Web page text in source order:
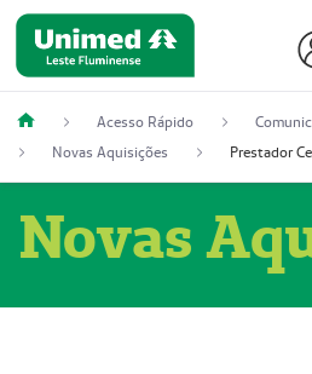
Acesso Rápido
Novas Aquisições
Novas